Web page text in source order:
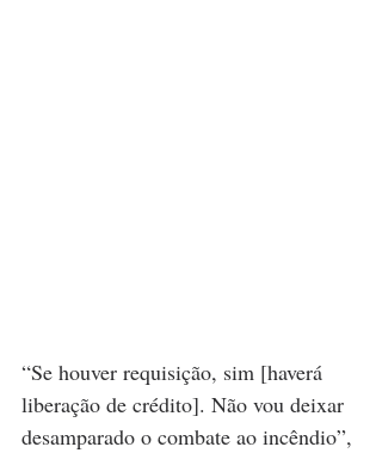
“Se houver requisição, sim [haverá
liberação de crédito]. Não vou deixar
desamparado o combate ao incêndio”,